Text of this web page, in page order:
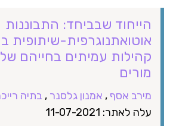
הייחוד שבביחד: התבוננות
אוטואתנוגרפית-שיתופית
קהילות עמיתים בחייהם
מורים
מירב אסף , אמנון גלסנר , בתיה
עלה לאתר: 11-07-2021